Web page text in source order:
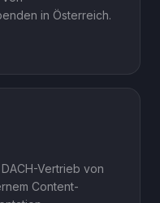
in Österreich.
Vertrieb von
Content-